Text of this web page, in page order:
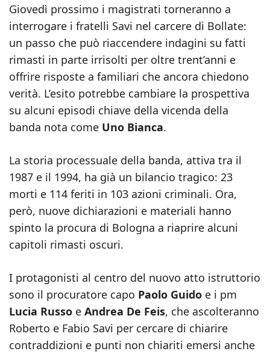
Giovedì prossimo i magistrati torneranno a
interrogare i fratelli Savi nel carcere di Bollate:
un passo che può riaccendere indagini su fatti
rimasti in parte irrisolti per oltre trent’anni e
offrire risposte a familiari che ancora chiedono
verità. L’esito potrebbe cambiare la prospettiva
su alcuni episodi chiave della vicenda della
banda nota come Uno Bianca.
La storia processuale della banda, attiva tra il
1987 e il 1994, ha già un bilancio tragico: 23
morti e 114 feriti in 103 azioni criminali. Ora,
però, nuove dichiarazioni e materiali hanno
spinto la procura di Bologna a riaprire alcuni
capitoli rimasti oscuri.
I protagonisti al centro del nuovo atto istruttorio
sono il procuratore capo Paolo Guido e i pm
Lucia Russo e Andrea De Feis, che ascolteranno
Roberto e Fabio Savi per cercare di chiarire
contraddizioni e punti non chiariti emersi anche